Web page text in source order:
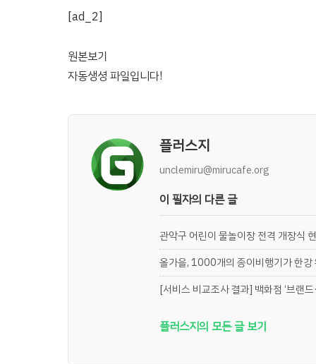
[ad_2]
원본보기
자동생셩 파일입니다!
플러스지
unclemiru@mirucafe.org
이 필자의 다른 글
관악구 어린이 물놀이장 전격 개장식
올가을, 1000개의 종이비행기가 한강
[서비스 비교조사 결과] 백화점 ‘브랜드
플러스지의 모든 글 보기